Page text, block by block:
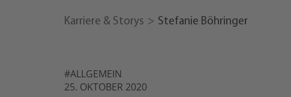
Karriere & Storys Stefanie Böhringer
#ALLGEMEIN
25. OKTOBER 2020